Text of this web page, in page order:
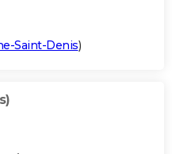
Saint-Denis)